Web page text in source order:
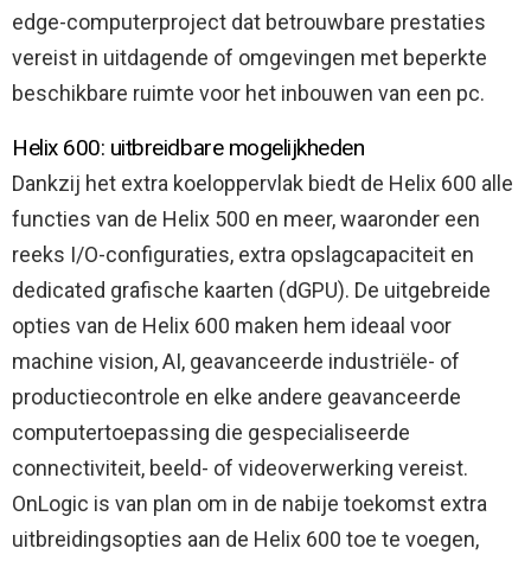
edge-computerproject dat betrouwbare prestaties
vereist in uitdagende of omgevingen met beperkte
beschikbare ruimte voor het inbouwen van een pc.
Helix 600: uitbreidbare mogelijkheden
Dankzij het extra koeloppervlak biedt de Helix 600 alle
functies van de Helix 500 en meer, waaronder een
reeks I/O-configuraties, extra opslagcapaciteit en
dedicated grafische kaarten (dGPU). De uitgebreide
opties van de Helix 600 maken hem ideaal voor
machine vision, AI, geavanceerde industriële- of
productiecontrole en elke andere geavanceerde
computertoepassing die gespecialiseerde
connectiviteit, beeld- of videoverwerking vereist.
OnLogic is van plan om in de nabije toekomst extra
uitbreidingsopties aan de Helix 600 toe te voegen,